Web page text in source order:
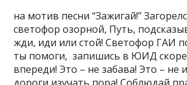
на мотив песни “Зажигай!”
светофор озорной, Путь,
жди, иди или стой! Светофор ГАИ
ты помоги, запишись в ЮИД
впереди! Это – не забава! Это – не